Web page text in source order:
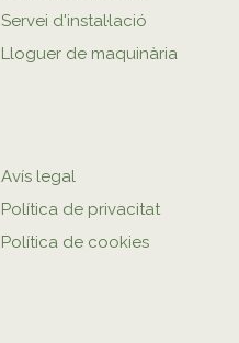
Servei d'instal·lació
Lloguer de maquinària
Avís legal
Política de privacitat
Política de cookies